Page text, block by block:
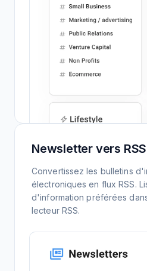
Newsletter vers RSS
Convertissez les bulletins
électroniques en flux RSS.
d'information préférées
lecteur RSS.